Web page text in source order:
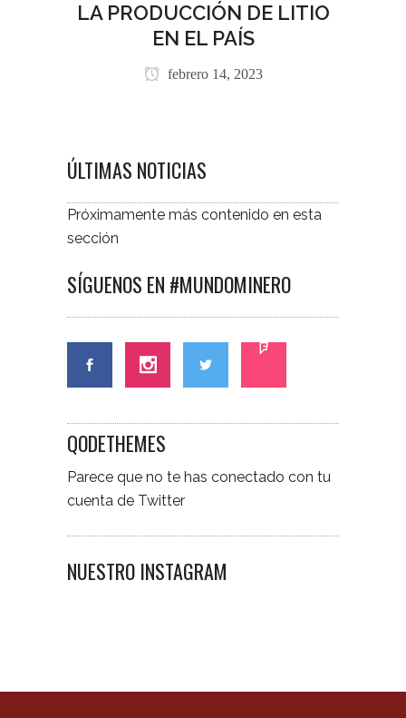
LA PRODUCCIÓN DE LITIO
EN EL PAÍS
febrero 14, 2023
ÚLTIMAS NOTICIAS
Próximamente más contenido en esta
sección
SÍGUENOS EN #MUNDOMINERO
QODETHEMES
Parece que no te has conectado con tu
cuenta de Twitter
NUESTRO INSTAGRAM